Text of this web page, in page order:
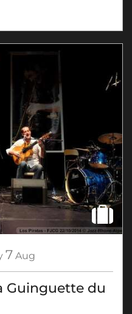
7 Aug
Guinguette du